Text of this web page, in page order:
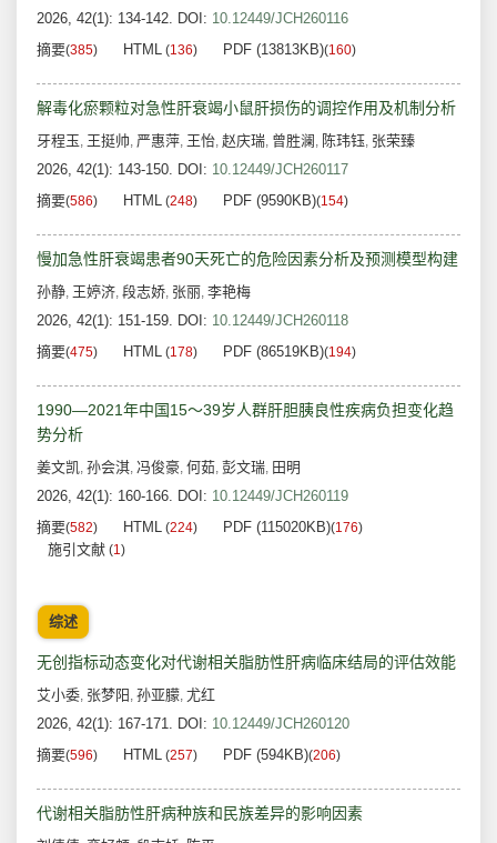
2026, 42(1): 134-142. DOI: 10.12449/JCH260116
摘要(385) HTML (136) PDF (13813KB)(160)
解毒化瘀颗粒对急性肝衰竭小鼠肝损伤的调控作用及机制分析
牙程玉, 王挺帅, 严惠萍, 王怡, 赵庆瑞, 曾胜澜, 陈玮钰, 张荣臻
2026, 42(1): 143-150. DOI: 10.12449/JCH260117
摘要(586) HTML (248) PDF (9590KB)(154)
慢加急性肝衰竭患者90天死亡的危险因素分析及预测模型构建
孙静, 王婷济, 段志娇, 张丽, 李艳梅
2026, 42(1): 151-159. DOI: 10.12449/JCH260118
摘要(475) HTML (178) PDF (86519KB)(194)
1990—2021年中国15～39岁人群肝胆胰良性疾病负担变化趋
势分析
姜文凯, 孙会淇, 冯俊豪, 何茹, 彭文瑞, 田明
2026, 42(1): 160-166. DOI: 10.12449/JCH260119
摘要(582) HTML (224) PDF (115020KB)(176)
施引文献 (1)
综述
无创指标动态变化对代谢相关脂肪性肝病临床结局的评估效能
艾小委, 张梦阳 , 孙亚朦, 尤红
2026, 42(1): 167-171. DOI: 10.12449/JCH260120
摘要(596) HTML (257) PDF (594KB)(206)
代谢相关脂肪性肝病种族和民族差异的影响因素